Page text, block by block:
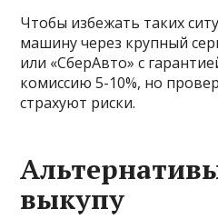
Чтобы избежать таких
машину через крупный
или «СберАвто» с
комиссию 5-10%, но
страхуют риски.
выкупу